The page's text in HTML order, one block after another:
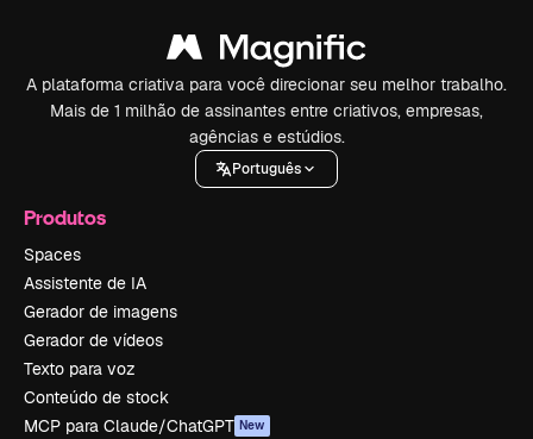
A plataforma criativa para você direcionar seu melhor trabalho.
Mais de 1 milhão de assinantes entre criativos, empresas,
agências e estúdios.
Português
Produtos
Spaces
Assistente de IA
Gerador de imagens
Gerador de vídeos
Texto para voz
Conteúdo de stock
MCP para Claude/ChatGPT New